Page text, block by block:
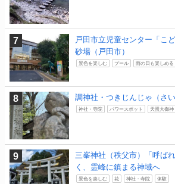
戸田市立児童センター「こ
砂場（戸田市）
景色を楽しむ プール 雨の日も楽しめる
調神社・つきじんじゃ（さ
神社・寺院 パワースポット 天照大御神
三峯神社（秩父市）「呼ば
く、霊峰に鎮まる神域へ
景色を楽しむ 花 神社・寺院 体験